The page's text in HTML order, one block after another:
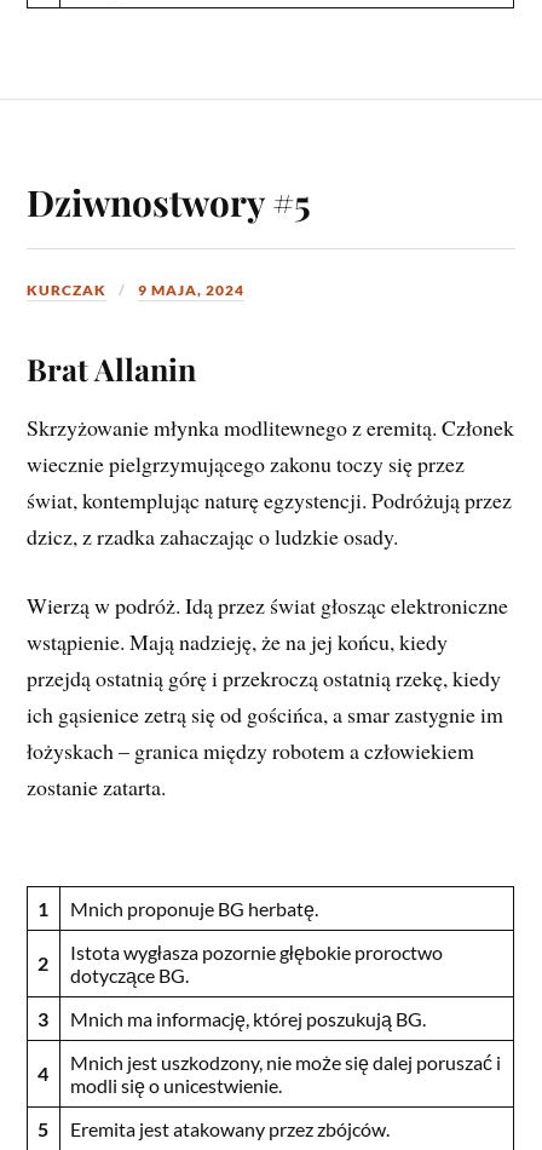
Dziwnostwory #5
KURCZAK 9 MAJA, 2024
Brat Allanin
Skrzyżowanie młynka modlitewnego z eremitą. Członek
wiecznie pielgrzymującego zakonu toczy się przez
świat, kontemplując naturę egzystencji. Podróżują przez
dzicz, z rzadka zahaczając o ludzkie osady.
Wierzą w podróż. Idą przez świat głosząc elektroniczne
wstąpienie. Mają nadzieję, że na jej końcu, kiedy
przejdą ostatnią górę i przekroczą ostatnią rzekę, kiedy
ich gąsienice zetrą się od gościńca, a smar zastygnie im
łożyskach – granica między robotem a człowiekiem
zostanie zatarta.
1 Mnich proponuje BG herbatę.
2
Istota wygłasza pozornie głębokie proroctwo
dotyczące BG.
3
Mnich ma informację, której poszukują BG.
4
Mnich jest uszkodzony, nie może się dalej poruszać i
modli się o unicestwienie.
5
Eremita jest atakowany przez zbójców.